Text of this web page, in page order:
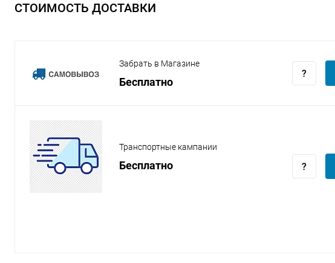
СТОИМОСТЬ ДОСТАВКИ
Забрать в Магазине
Бесплатно
Транспортные кампании
Бесплатно